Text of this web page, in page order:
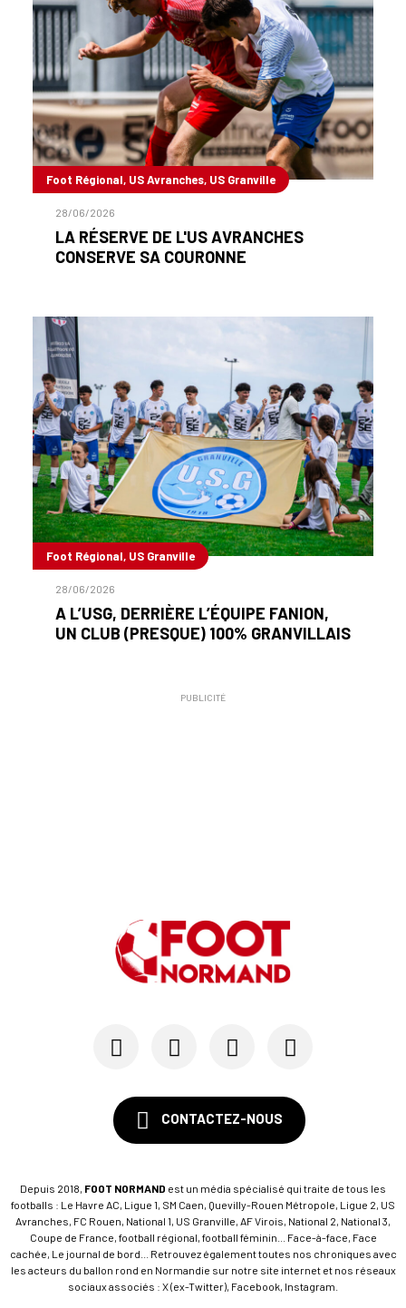
Foot Régional, US Avranches, US Granville
28/06/2026
LA RÉSERVE DE L'US AVRANCHES
CONSERVE SA COURONNE
Foot Régional, US Granville
28/06/2026
A L’USG, DERRIÈRE L’ÉQUIPE FANION,
UN CLUB (PRESQUE) 100% GRANVILLAIS
PUBLICITÉ
CONTACTEZ-NOUS
Depuis 2018, FOOT NORMAND est un média spécialisé qui traite de tous les
footballs : Le Havre AC, Ligue 1, SM Caen, Quevilly-Rouen Métropole, Ligue 2, US
Avranches, FC Rouen, National 1, US Granville, AF Virois, National 2, National 3,
Coupe de France, football régional, football féminin... Face-à-face, Face
cachée, Le journal de bord... Retrouvez également toutes nos chroniques avec
les acteurs du ballon rond en Normandie sur notre site internet et nos réseaux
sociaux associés : X (ex-Twitter), Facebook, Instagram.